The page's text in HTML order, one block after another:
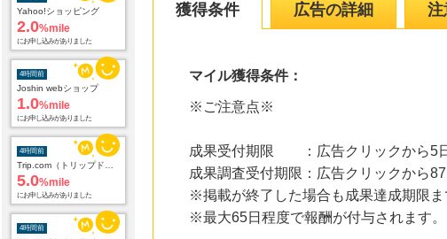
Joshin webショップ
1.0 %mile
にお申し込みがありました
5.0 %mile
にお申し込みがありました
2.0 %mile
にお申し込みがありました
獲得条件 広告の詳細 注
マイル獲得条件：
※ご注意点※
成果受付期限 ：広告クリックから5
成果調査受付期限：広告クリックから
※掲載が終了した場合も成果達成期限ま
※最大65日程度で報酬が付与されます。